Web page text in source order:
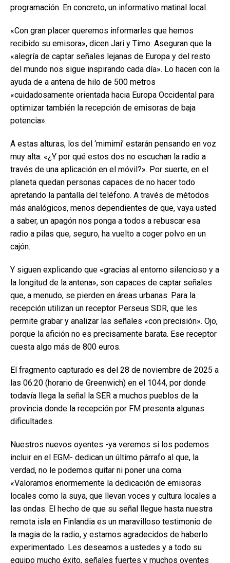
programación. En concreto, un informativo matinal local.
«Con gran placer queremos informarles que hemos
recibido su emisora», dicen Jari y Timo. Aseguran que la
«alegría de captar señales lejanas de Europa y del resto
del mundo nos sigue inspirando cada día». Lo hacen con la
ayuda de a antena de hilo de 500 metros
«cuidadosamente orientada hacia Europa Occidental para
optimizar también la recepción de emisoras de baja
potencia».
A estas alturas, los del ‘mimimi’ estarán pensando en voz
muy alta: «¿Y por qué estos dos no escuchan la radio a
través de una aplicación en el móvil?». Por suerte, en el
planeta quedan personas capaces de no hacer todo
apretando la pantalla del teléfono. A través de métodos
más analógicos, menos dependientes de que, vaya usted
a saber, un apagón nos ponga a todos a rebuscar esa
radio a pilas que, seguro, ha vuelto a coger polvo en un
cajón.
Y siguen explicando que «gracias al entorno silencioso y a
la longitud de la antena», son capaces de captar señales
que, a menudo, se pierden en áreas urbanas. Para la
recepción utilizan un receptor Perseus SDR, que les
permite grabar y analizar las señales «con precisión». Ojo,
porque la afición no es precisamente barata. Ese receptor
cuesta algo más de 800 euros.
El fragmento capturado es del 28 de noviembre de 2025 a
las 06:20 (horario de Greenwich) en el 1044, por donde
todavía llega la señal la SER a muchos pueblos de la
provincia donde la recepción por FM presenta algunas
dificultades.
Nuestros nuevos oyentes -ya veremos si los podemos
incluir en el EGM- dedican un último párrafo al que, la
verdad, no le podemos quitar ni poner una coma.
«Valoramos enormemente la dedicación de emisoras
locales como la suya, que llevan voces y cultura locales a
las ondas. El hecho de que su señal llegue hasta nuestra
remota isla en Finlandia es un maravilloso testimonio de
la magia de la radio, y estamos agradecidos de haberlo
experimentado. Les deseamos a ustedes y a todo su
equipo mucho éxito, señales fuertes y muchos oyentes